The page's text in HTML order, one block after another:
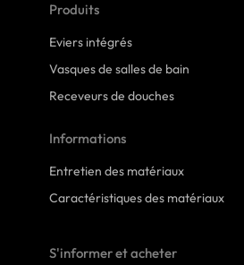
Produits
Eviers intégrés
Vasques de salles de bain
Receveurs de douches
Informations
Entretien des matériaux
Caractéristiques des matériaux
S'informer et acheter